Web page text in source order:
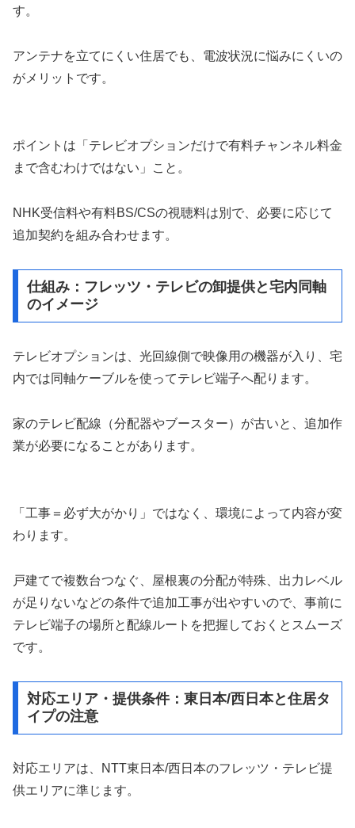
す。
アンテナを立てにくい住居でも、電波状況に悩みにくいの
がメリットです。
ポイントは「テレビオプションだけで有料チャンネル料金
まで含むわけではない」こと。
NHK受信料や有料BS/CSの視聴料は別で、必要に応じて
追加契約を組み合わせます。
仕組み：フレッツ・テレビの卸提供と宅内同軸
のイメージ
テレビオプションは、光回線側で映像用の機器が入り、宅
内では同軸ケーブルを使ってテレビ端子へ配ります。
家のテレビ配線（分配器やブースター）が古いと、追加作
業が必要になることがあります。
「工事＝必ず大がかり」ではなく、環境によって内容が変
わります。
戸建てで複数台つなぐ、屋根裏の分配が特殊、出力レベル
が足りないなどの条件で追加工事が出やすいので、事前に
テレビ端子の場所と配線ルートを把握しておくとスムーズ
です。
対応エリア・提供条件：東日本/西日本と住居タ
イプの注意
対応エリアは、NTT東日本/西日本のフレッツ・テレビ提
供エリアに準じます。